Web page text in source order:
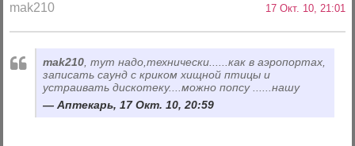
mak210 17 Окт. 10, 21:01
mak210 , тут надо,технически......как в аэропортах,
записать саунд с криком хищной птицы и
устраивать дискотеку....можно попсу ......нашу
Аптекарь, 17 Окт. 10, 20:59